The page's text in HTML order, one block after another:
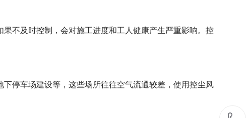
不及时控制，会对施工进度和工人健康产生严重影响。控
停车场建设等，这些场所往往空气流通较差，使用控尘风